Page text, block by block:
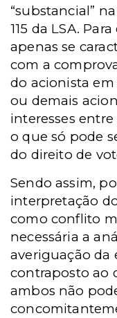
“substancial”
115 da LSA.
apenas se
com a
do acionista
ou demais
interesses
o que só pode
do direito de
Sendo assim,
interpretação
como conflito
necessária a
averiguação da
contraposto ao
ambos não